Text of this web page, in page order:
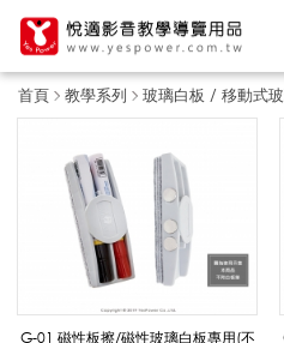
首頁 教學系列 玻璃白板 / 移動式
白
G-01 磁性板擦/磁性玻璃白板專用(不